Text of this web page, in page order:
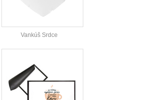
Vankúš Srdce